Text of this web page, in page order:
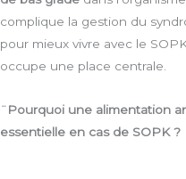
complique la gestion du
pour mieux vivre avec le
occupe une place centrale.
¨Pourquoi une alimentation
essentielle en cas de SOPK ?